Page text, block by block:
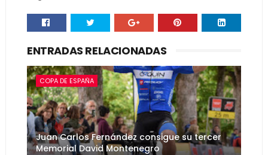
ENTRADAS RELACIONADAS
COPA DE ESPAÑA
Juan Carlos Fernández consigue su tercer
Memorial David Montenegro